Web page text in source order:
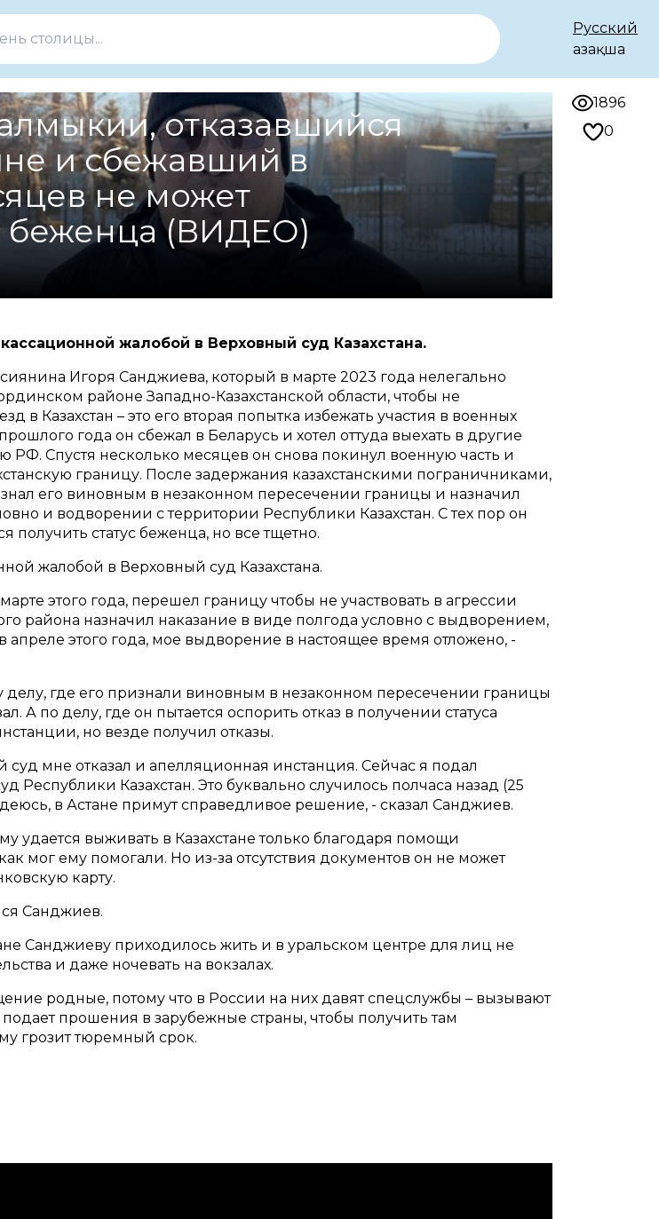
Русский
Қазақша
отказавшийся
и сбежавший в
не может
беженца (ВИДЕО)
жалобой в Верховный суд Казахстана.
Игоря Санджиева, который в марте 2023 года нелегально
районе Западно-Казахстанской области, чтобы не
в Казахстан – это его вторая попытка избежать участия в военных
года он сбежал в Беларусь и хотел оттуда выехать в другие
РФ. Спустя несколько месяцев он снова покинул военную часть и
границу. После задержания казахстанскими пограничниками,
его виновным в незаконном пересечении границы и назначил
и водворении с территории Республики Казахстан. С тех пор он
получить статус беженца, но все тщетно.
жалобой в Верховный суд Казахстана.
этого года, перешел границу чтобы не участвовать в агрессии
района назначил наказание в виде полгода условно с выдворением,
апреле этого года, мое выдворение в настоящее время отложено, -
где его признали виновным в незаконном пересечении границы
А по делу, где он пытается оспорить отказ в получении статуса
но везде получил отказы.
мне отказал и апелляционная инстанция. Сейчас я подал
Республики Казахстан. Это буквально случилось полчаса назад (25
в Астане примут справедливое решение, - сказал Санджиев.
удается выживать в Казахстане только благодаря помощи
мог ему помогали. Но из-за отсутствия документов он не может
карту.
Санджиев.
Санджиеву приходилось жить и в уральском центре для лиц не
и даже ночевать на вокзалах.
родные, потому что в России на них давят спецслужбы – вызывают
прошения в зарубежные страны, чтобы получить там
грозит тюремный срок.
1896
0